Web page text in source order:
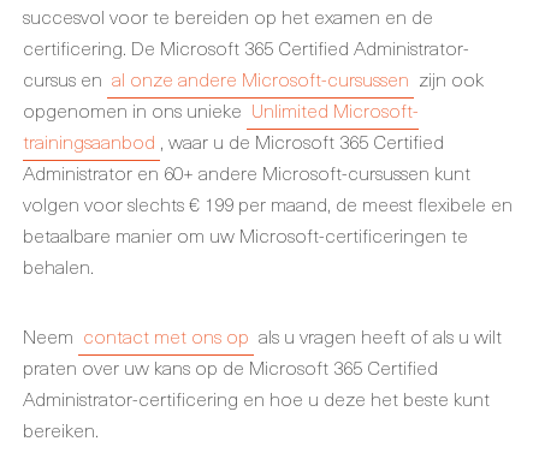
succesvol voor te bereiden op het examen en de
certificering. De Microsoft 365 Certified Administrator-
cursus en al onze andere Microsoft-cursussen zijn ook
opgenomen in ons unieke Unlimited Microsoft-
trainingsaanbod , waar u de Microsoft 365 Certified
Administrator en 60+ andere Microsoft-cursussen kunt
volgen voor slechts € 199 per maand, de meest flexibele en
betaalbare manier om uw Microsoft-certificeringen te
behalen.
Neem contact met ons op als u vragen heeft of als u wilt
praten over uw kans op de Microsoft 365 Certified
Administrator-certificering en hoe u deze het beste kunt
bereiken.